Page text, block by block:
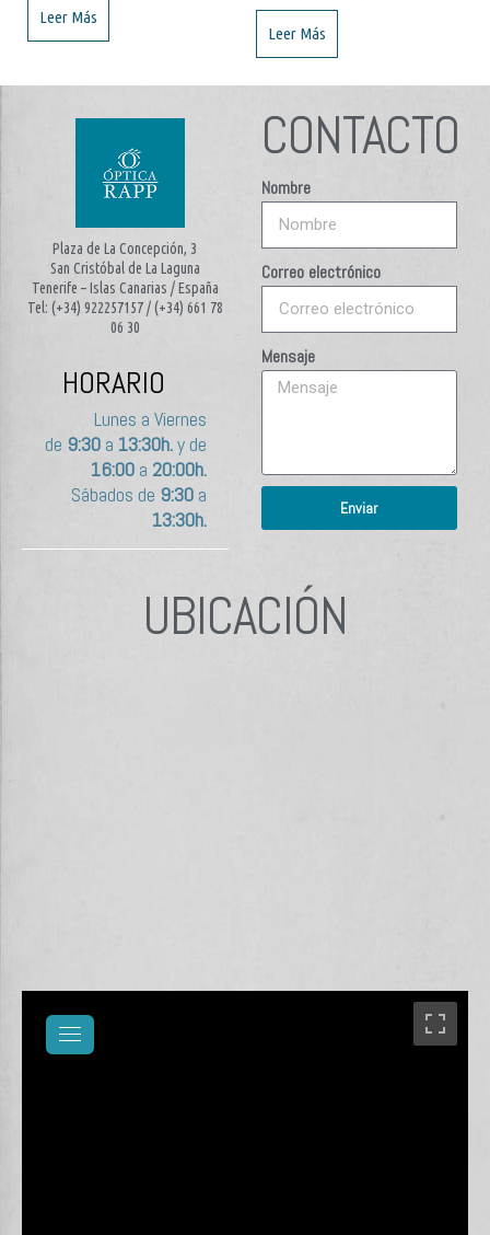
Leer Más
Leer Más
Plaza de La Concepción, 3
San Cristóbal de La Laguna
Tenerife – Islas Canarias / España
Tel: (+34) 922257157 / (+34) 661 78
06 30
HORARIO
Lunes a Viernes
de 9:30a 13:30h.y de
16:00a 20:00h.
Sábados de 9:30a
13:30h.
CONTACTO
Nombre
Correo electrónico
Mensaje
Enviar
UBICACIÓN